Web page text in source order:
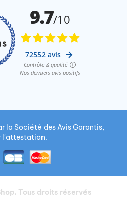
la Société des Avis Garantis,
l'attestation.
. Tous droits réservés